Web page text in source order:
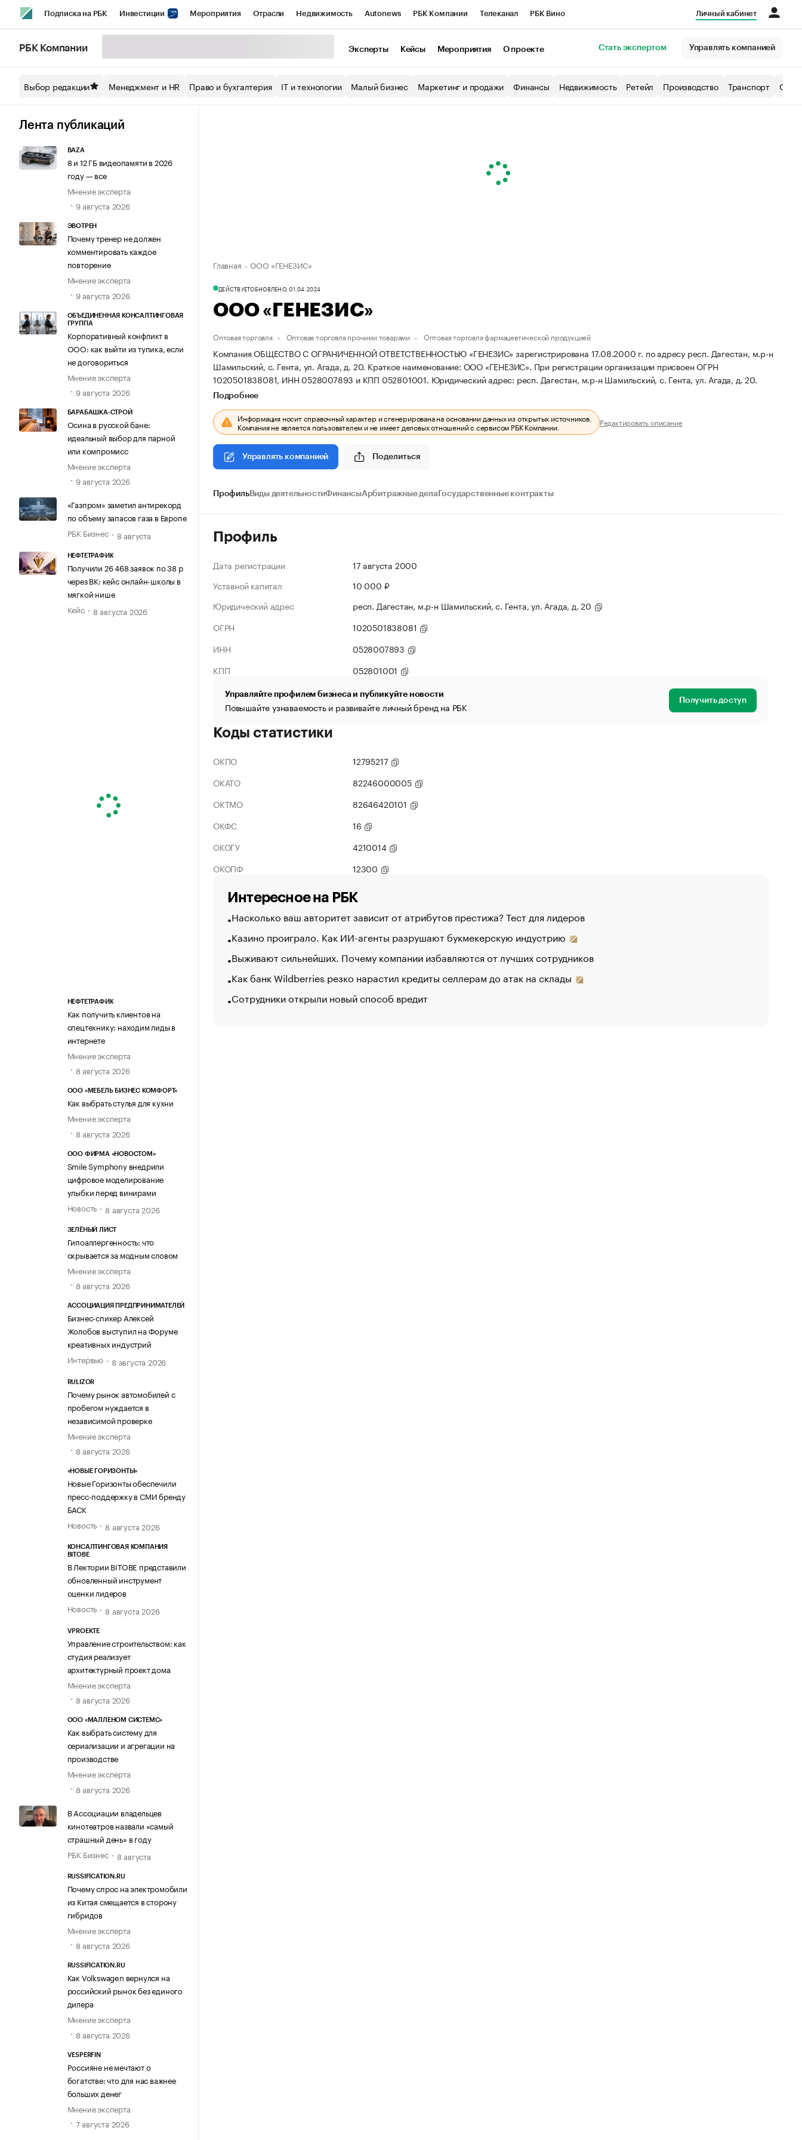
Подписка на РБК Инвестиции Мероприятия Отрасли Недвижимость Autonews РБК Компании Телеканал РБК Вино
Спецпроекты СПб Конференции СПб Спецпроекты Экономика Бизнес
Технологии и медиа
Личный кабинет
РБК Компании Эксперты Кейсы Мероприятия О проекте Стать экспертом Управлять компанией
Выбор редакции Менеджмент и HR Право и бухгалтерия IT и технологии Малый бизнес Маркетинг и продажи Финансы Недвижимость Ретейл Производство Транспорт
Лента публикаций
BAZA
8 и 12 ГБ видеопамяти в 2026
году — все
Мнение эксперта
9 августа 2026
ЭВОТРЕН
Почему тренер не должен
комментировать каждое
повторение
Мнение эксперта
9 августа 2026
ОБЪЕДИНЕННАЯ КОНСАЛТИНГОВАЯ
ГРУППА
Корпоративный конфликт в
ООО: как выйти из тупика, если
не договориться
Мнение эксперта
9 августа 2026
БАРАБАШКА-СТРОЙ
Осина в русской бане:
идеальный выбор для парной
или компромисс
Мнение эксперта
9 августа 2026
«Газпром» заметил антирекорд
по объему запасов газа в Европе
РБК Бизнес
8 августа
НЕФТЕТРАФИК
Получили 26 468 заявок по 38 р
через ВК: кейс онлайн-школы в
мягкой нише
Кейс
8 августа 2026
НЕФТЕТРАФИК
Как получить клиентов на
спецтехнику: находим лиды в
интернете
Мнение эксперта
8 августа 2026
ООО «МЕБЕЛЬ БИЗНЕС КОМФОРТ»
Как выбрать стулья для кухни
Мнение эксперта
8 августа 2026
ООО ФИРМА «НОВОСТОМ»
Smile Symphony внедрили
цифровое моделирование
улыбки перед винирами
Новость
8 августа 2026
ЗЕЛЁНЫЙ ЛИСТ
Гипоаллергенность: что
скрывается за модным словом
Мнение эксперта
8 августа 2026
АССОЦИАЦИЯ ПРЕДПРИНИМАТЕЛЕЙ
Бизнес-спикер Алексей
Жолобов выступил на Форуме
креативных индустрий
Интервью
8 августа 2026
RULIZOR
Почему рынок автомобилей с
пробегом нуждается в
независимой проверке
Мнение эксперта
8 августа 2026
«НОВЫЕ ГОРИЗОНТЫ»
Новые Горизонты обеспечили
пресс-поддержку в СМИ бренду
БАСК
Новость
8 августа 2026
КОНСАЛТИНГОВАЯ КОМПАНИЯ
BITOBE
В Лектории BITOBE представили
обновленный инструмент
оценки лидеров
Новость
8 августа 2026
VPROEKTE
Управление строительством: как
студия реализует
архитектурный проект дома
Мнение эксперта
8 августа 2026
ООО «МАЛЛЕНОМ СИСТЕМС»
Как выбрать систему для
сериализации и агрегации на
производстве
Мнение эксперта
8 августа 2026
В Ассоциации владельцев
кинотеатров назвали «самый
страшный день» в году
РБК Бизнес
8 августа
RUSSIFICATION.RU
Почему спрос на электромобили
из Китая смещается в сторону
гибридов
Мнение эксперта
8 августа 2026
RUSSIFICATION.RU
Как Volkswagen вернулся на
российский рынок без единого
дилера
Мнение эксперта
8 августа 2026
VESPERFIN
Россияне не мечтают о
богатстве: что для нас важнее
больших денег
Мнение эксперта
7 августа 2026
Главная ООО «ГЕНЕЗИС»
ДЕЙСТВУЕТОБНОВЛЕНО, 01.04.2024
ООО «ГЕНЕЗИС»
Оптовая торговля Оптовая торговля прочими товарами Оптовая торговля фармацевтической продукцией
Компания ОБЩЕСТВО С ОГРАНИЧЕННОЙ ОТВЕТСТВЕННОСТЬЮ «ГЕНЕЗИС» зарегистрирована 17.08.2000 г. по адресу респ. Дагестан, м.р-н
Шамильский, с. Гента, ул. Агада, д. 20. Краткое наименование: ООО «ГЕНЕЗИС». При регистрации организации присвоен ОГРН
1020501838081, ИНН 0528007893 и КПП 052801001. Юридический адрес: респ. Дагестан, м.р-н Шамильский, с. Гента, ул. Агада, д. 20.
Подробнее
Информация носит справочный характер и сгенерирована на основании данных из открытых источников.
Компания не является пользователем и не имеет деловых отношений с сервисом РБК Компании. Редактировать описание
Управлять компанией Поделиться
ПрофильВиды деятельностиФинансыАрбитражные дела Государственные контракты
Профиль
Дата регистрации
17 августа 2000
Уставной капитал
10 000 ₽
Юридический адрес
респ. Дагестан, м.р-н Шамильский, с. Гента, ул. Агада, д. 20
ОГРН
1020501838081
ИНН
0528007893
КПП
052801001
Управляйте профилем бизнеса и публикуйте новости
Повышайте узнаваемость и развивайте личный бренд на РБК Получить доступ
Коды статистики
ОКПО
12795217
ОКАТО
82246000005
ОКТМО
82646420101
ОКФС
16
ОКОГУ
4210014
ОКОПФ
12300
Интересное на РБК
Насколько ваш авторитет зависит от атрибутов престижа? Тест для лидеров
Казино проиграло. Как ИИ-агенты разрушают букмекерскую индустрию
Выживают сильнейших. Почему компании избавляются от лучших сотрудников
Как банк Wildberries резко нарастил кредиты селлерам до атак на склады
Сотрудники открыли новый способ вредит